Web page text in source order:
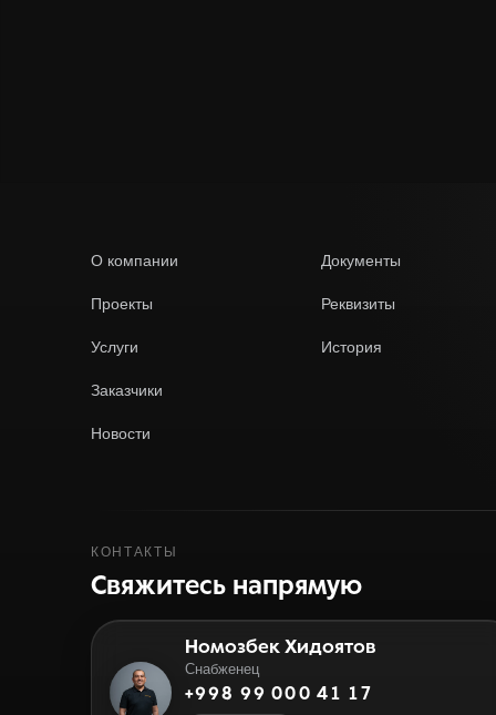
О компании
Проекты
Услуги
Заказчики
Новости
Документы
Реквизиты
История
КОНТАКТЫ
Свяжитесь напрямую
Номозбек Хидоятов
Снабженец
+998 99 000 41 17